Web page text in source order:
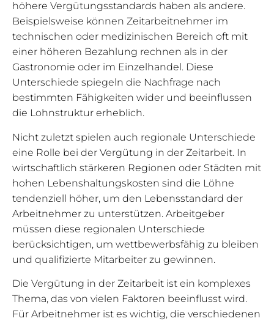
höhere Vergütungsstandards haben als andere.
Beispielsweise können Zeitarbeitnehmer im
technischen oder medizinischen Bereich oft mit
einer höheren Bezahlung rechnen als in der
Gastronomie oder im Einzelhandel. Diese
Unterschiede spiegeln die Nachfrage nach
bestimmten Fähigkeiten wider und beeinflussen
die Lohnstruktur erheblich.
Nicht zuletzt spielen auch regionale Unterschiede
eine Rolle bei der Vergütung in der Zeitarbeit. In
wirtschaftlich stärkeren Regionen oder Städten mit
hohen Lebenshaltungskosten sind die Löhne
tendenziell höher, um den Lebensstandard der
Arbeitnehmer zu unterstützen. Arbeitgeber
müssen diese regionalen Unterschiede
berücksichtigen, um wettbewerbsfähig zu bleiben
und qualifizierte Mitarbeiter zu gewinnen.
Die Vergütung in der Zeitarbeit ist ein komplexes
Thema, das von vielen Faktoren beeinflusst wird.
Für Arbeitnehmer ist es wichtig, die verschiedenen